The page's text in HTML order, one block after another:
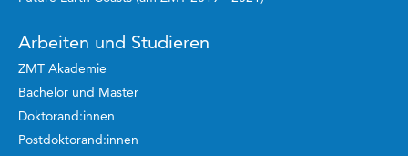
Arbeiten und Studieren
ZMT Akademie
Bachelor und Master
Doktorand:innen
Postdoktorand:innen